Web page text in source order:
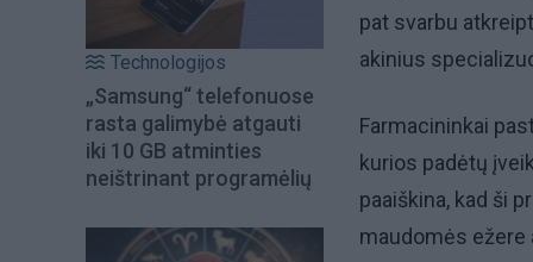
Technologijos
„Samsung“ telefonuose
rasta galimybė atgauti
iki 10 GB atminties
neištrinant programėlių
pat svarbu
akinius
Farmacininkai
kurios padėtų
paaiškina, kad ši
maudomės ežere